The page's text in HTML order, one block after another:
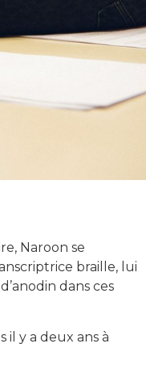
Naroon se
braille, lui
dans ces
il y a deux ans à